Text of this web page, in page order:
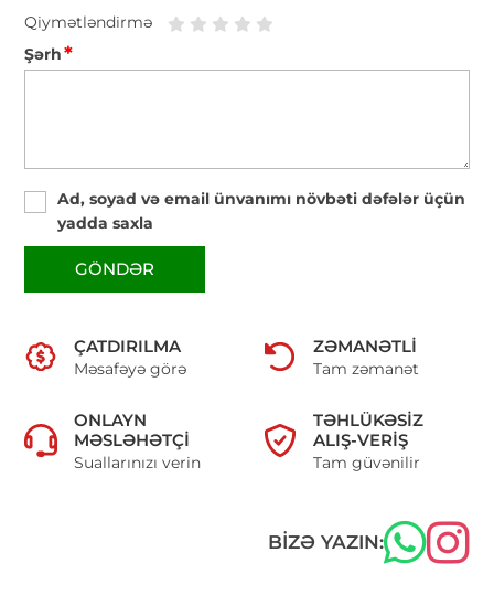
Qiymətləndirmə
Şərh*
Ad, soyad və email ünvanımı növbəti dəfələr üçün
yadda saxla
GÖNDƏR
ÇATDIRILMA
Məsafəyə görə
ZƏMANƏTLI
Tam zəmanət
ONLAYN
MƏSLƏHƏTÇI
Suallarınızı verin
TƏHLÜKƏSIZ
ALIŞ-VERIŞ
Tam güvənilir
BIZƏ YAZIN: